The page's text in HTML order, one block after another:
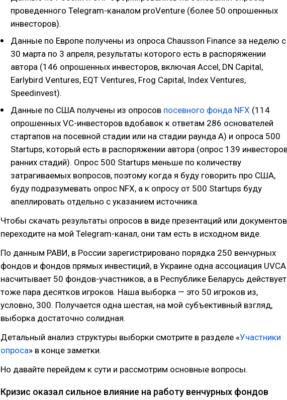
проведенного Telegram-каналом proVenture (более 50 опрошенных
инвесторов).
Данные по Европе получены из опроса Chausson Finance за неделю с
30 марта по 3 апреля, результаты которого есть в распоряжении
автора (146 опрошенных инвесторов, включая Accel, DN Capital,
Earlybird Ventures, EQT Ventures, Frog Capital, Index Ventures,
Speedinvest).
Данные по США получены из опросов посевного фонда NFX (114
опрошенных VC-инвесторов вдобавок к ответам 286 основателей
стартапов на посевной стадии или на стадии раунда А) и опроса 500
Startups, который есть в распоряжении автора (опрос 139
ранних стадий). Опрос 500 Startups меньше по количеству
затрагиваемых вопросов, поэтому когда я буду говорить про США,
буду подразумевать опрос NFX, а к опросу от 500 Startups буду
апеллировать отдельно с указанием источника.
Чтобы скачать результаты опросов в виде презентаций или
переходите на мой Telegram-канал, они там есть в исходном виде.
По данным РАВИ, в России зарегистрировано порядка 250 венчурных
фондов и фондов прямых инвестиций, в Украине одна ассоциация UVCA
насчитывает 50 фондов-участников, а в Республике Беларусь действует
тоже пара десятков игроков. Наша выборка — это 50 игроков из,
условно, 300. Получается одна шестая, на мой субъективный взгляд,
выборка достаточно солидная.
Детальный анализ структуры выборки смотрите в разделе «Участники
опроса» в конце заметки.
Но давайте перейдем к сути и рассмотрим основные вопросы.
Кризис оказал сильное влияние на работу венчурных фондов